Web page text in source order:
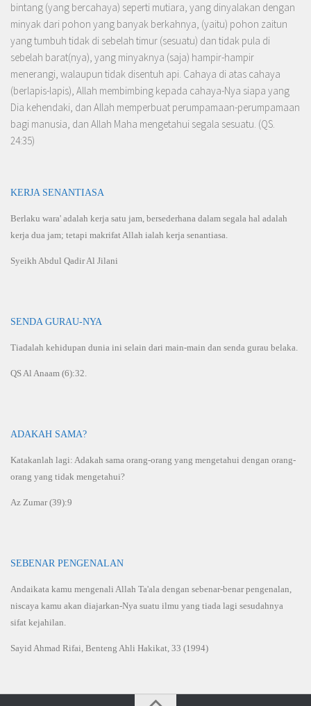
bintang (yang bercahaya) seperti mutiara, yang dinyalakan dengan
minyak dari pohon yang banyak berkahnya, (yaitu) pohon zaitun
yang tumbuh tidak di sebelah timur (sesuatu) dan tidak pula di
sebelah barat(nya), yang minyaknya (saja) hampir-hampir
menerangi, walaupun tidak disentuh api. Cahaya di atas cahaya
(berlapis-lapis), Allah membimbing kepada cahaya-Nya siapa yang
Dia kehendaki, dan Allah memperbuat per­umpamaan-perumpamaan
bagi manusia, dan Allah Maha mengetahui segala sesuatu. (QS.
24:35)
KERJA SENANTIASA
Berlaku wara' adalah kerja satu jam, bersederhana dalam segala hal adalah
kerja dua jam; tetapi makrifat Allah ialah kerja senantiasa.
Syeikh Abdul Qadir Al Jilani
SENDA GURAU-NYA
Tiadalah kehidupan dunia ini selain dari main-main dan senda gurau belaka.
QS Al Anaam (6):32.
ADAKAH SAMA?
Katakanlah lagi: Adakah sama orang-orang yang mengetahui dengan orang-
orang yang tidak mengetahui?
Az Zumar (39):9
SEBENAR PENGENALAN
Andaikata kamu mengenali Allah Ta'ala dengan sebenar-benar pengenalan,
niscaya kamu akan diajarkan-Nya suatu ilmu yang tiada lagi sesudahnya
sifat kejahilan.
Sayid Ahmad Rifai, Benteng Ahli Hakikat, 33 (1994)